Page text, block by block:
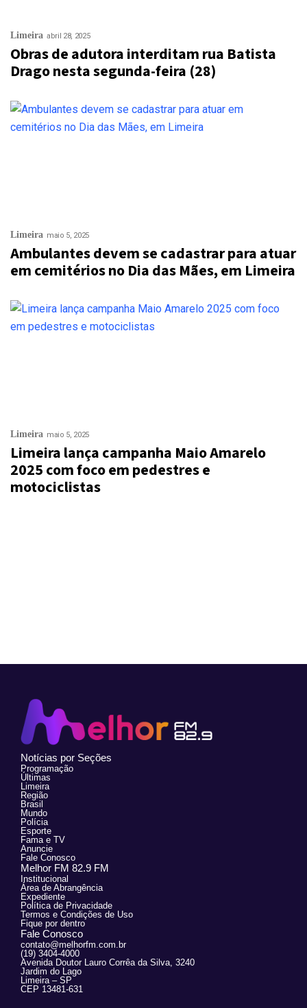
Limeira abril 28, 2025
Obras de adutora interditam rua Batista
Drago nesta segunda-feira (28)
Limeira maio 5, 2025
Ambulantes devem se cadastrar para atuar
em cemitérios no Dia das Mães, em Limeira
Limeira maio 5, 2025
Limeira lança campanha Maio Amarelo
2025 com foco em pedestres e
motociclistas
Notícias por Seções
Programação
Últimas
Limeira
Região
Brasil
Mundo
Polícia
Esporte
Fama e TV
Anuncie
Fale Conosco
Melhor FM 82.9 FM
Institucional
Área de Abrangência
Expediente
Política de Privacidade
Termos e Condições de Uso
Fique por dentro
Fale Conosco
contato@melhorfm.com.br
(19) 3404-4000
Avenida Doutor Lauro Corrêa da Silva, 3240
Jardim do Lago
Limeira – SP
CEP 13481-631